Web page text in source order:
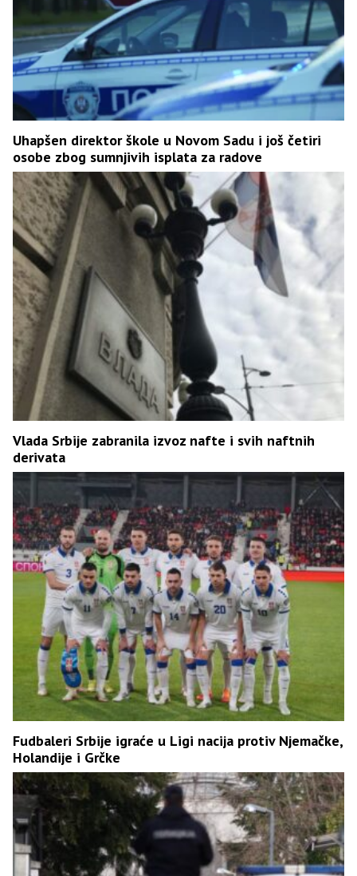
Uhapšen direktor škole u Novom Sadu i još četiri
osobe zbog sumnjivih isplata za radove
Vlada Srbije zabranila izvoz nafte i svih naftnih
derivata
Fudbaleri Srbije igraće u Ligi nacija protiv Njemačke,
Holandije i Grčke